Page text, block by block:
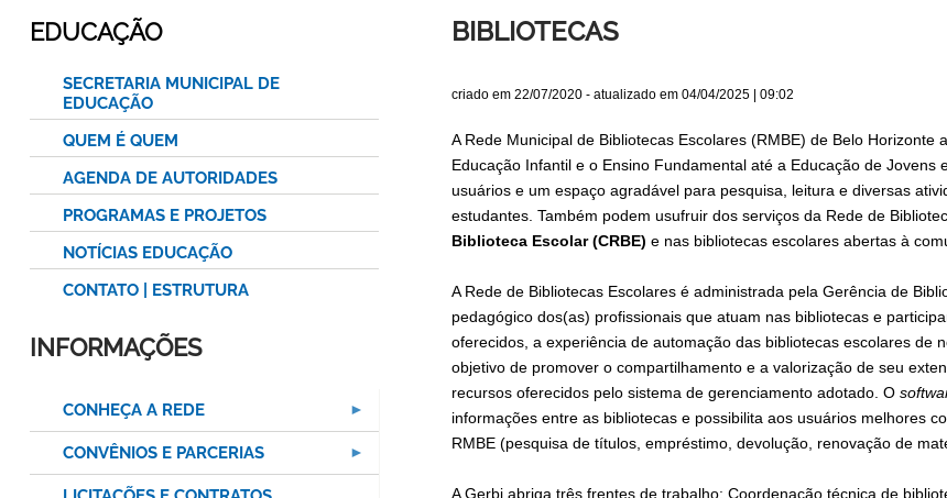
de
BIBLIOTECAS
criado em 22/07/2020- atualizado em 04/04/2025 | 09:02
A Rede Municipal de Bibliotecas Escolares (RMBE) de Belo
Educação Infantil e o Ensino Fundamental até a Educação de
usuários e um espaço agradável para pesquisa, leitura e diversas
estudantes. Também podem usufruir dos serviços da Rede de
Biblioteca Escolar (CRBE) e nas bibliotecas escolares abertas à
A Rede de Bibliotecas Escolares é administrada pela Gerência de
pedagógico dos(as) profissionais que atuam nas bibliotecas e
oferecidos, a experiência de automação das bibliotecas escolares de
objetivo de promover o compartilhamento e a valorização de seu
recursos oferecidos pelo sistema de gerenciamento adotado. O
informações entre as bibliotecas e possibilita aos usuários melhores
RMBE (pesquisa de títulos, empréstimo, devolução, renovação de
A Gerbi abriga três frentes de trabalho: Coordenação técnica de
EDUCAÇÃO
SECRETARIA MUNICIPAL DE
EDUCAÇÃO
QUEM É QUEM
AGENDA DE AUTORIDADES
PROGRAMAS E PROJETOS
NOTÍCIAS EDUCAÇÃO
CONTATO | ESTRUTURA
INFORMAÇÕES
CONHEÇA A REDE
CONVÊNIOS E PARCERIAS